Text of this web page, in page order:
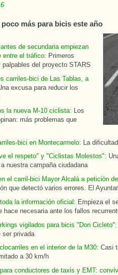
más para bicis este año
de secundaria empiezan
entre el tráfico: Primeros
palpables del proyecto STARS
carriles-bici de Las Tablas, a
excusa para reducir los
la nueva M-10 ciclista:
Los
más problemas que
bici en Montecarmelo: La
el respeto" y "Ciclistas Molestos":
nuestra campaña ciudadana
el carril-bici Mayor Alcalá a petición
que detectó varios errores. El
la información oficial: Empieza el
hace necesaria ante los fallos
vigilados para bicis "Don Cicleto":
ser privada
en el interior de la M30: Casi
a 30 km/h
conductores de taxis y EMT: